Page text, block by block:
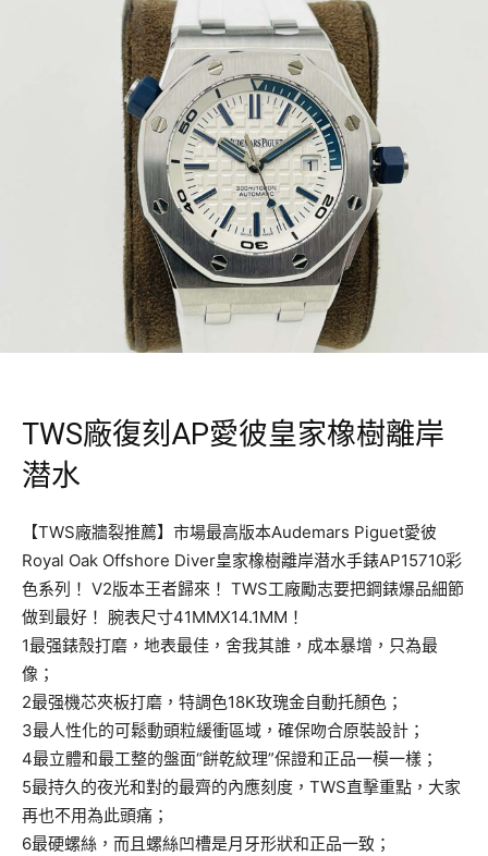
TWS廠復刻AP愛彼皇家橡樹離岸
潜水
【TWS廠牆裂推薦】市場最高版本Audemars Piguet愛彼
Royal Oak Offshore Diver皇家橡樹離岸潜水手錶AP15710彩
色系列！ V2版本王者歸來！ TWS工廠勵志要把鋼錶爆品細節
做到最好！ 腕表尺寸41MMX14.1MM！
1最强錶殼打磨，地表最佳，舍我其誰，成本暴增，只為最
像；
2最强機芯夾板打磨，特調色18K玫瑰金自動托顏色；
3最人性化的可鬆動頭粒緩衝區域，確保吻合原裝設計；
4最立體和最工整的盤面“餅乾紋理”保證和正品一模一樣；
5最持久的夜光和對的最齊的內應刻度，TWS直擊重點，大家
再也不用為此頭痛；
6最硬螺絲，而且螺絲凹槽是月牙形狀和正品一致；